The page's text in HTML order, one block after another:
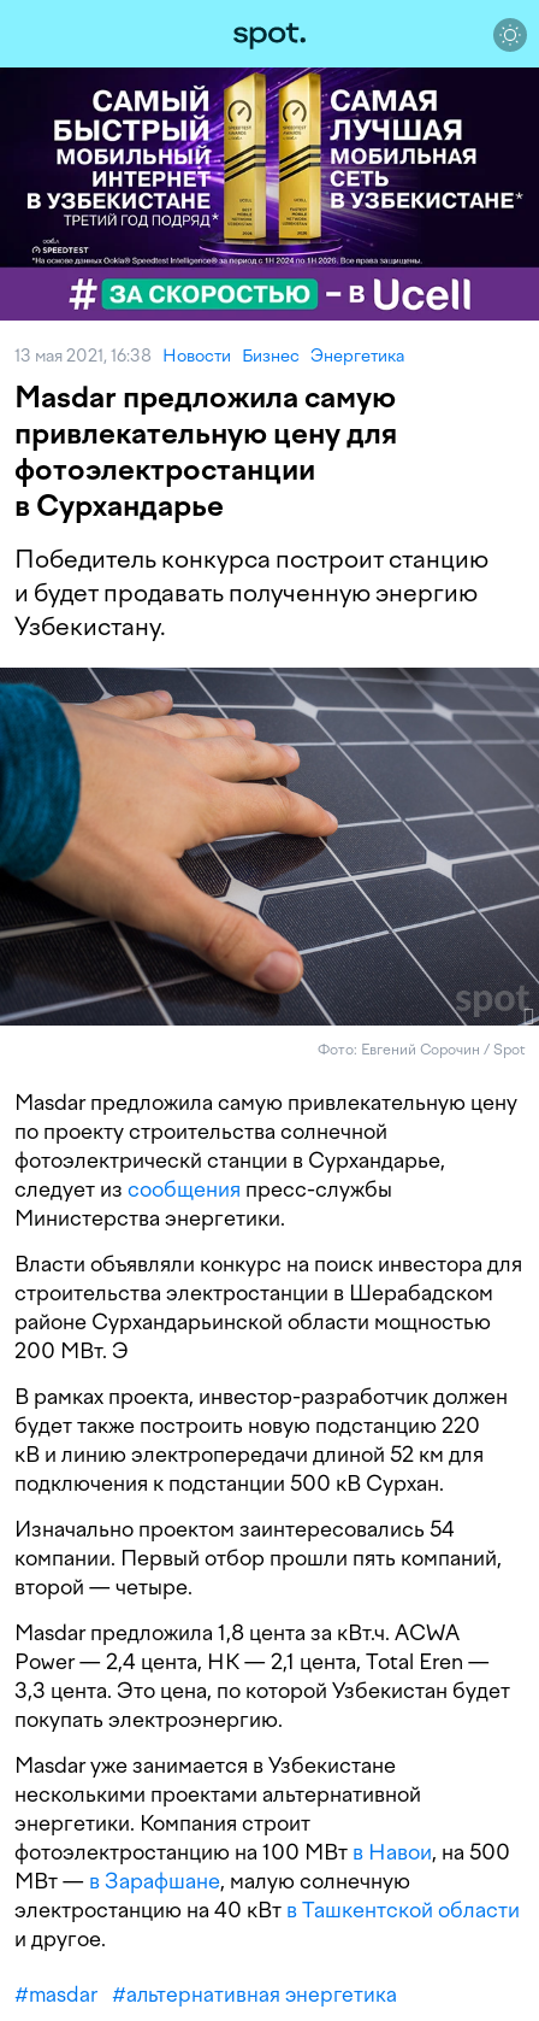
13 мая 2021, 16:38 Новости Бизнес Энергетика
Masdar предложила самую
привлекательную цену для
фотоэлектростанции
в Сурхандарье
Победитель конкурса построит станцию
и будет продавать полученную энергию
Узбекистану.
Фото: Евгений Сорочин / Spot
Masdar предложила самую привлекательную цену
по проекту строительства солнечной
фотоэлектрическй станции в Сурхандарье,
следует из сообщения пресс-службы
Министерства энергетики.
Власти объявляли конкурс на поиск инвестора для
строительства электростанции в Шерабадском
районе Сурхандарьинской области мощностью
200 МВт. Э
В рамках проекта, инвестор-разработчик должен
будет также построить новую подстанцию 220
кВ и линию электропередачи длиной 52 км для
подключения к подстанции 500 кВ Сурхан.
Изначально проектом заинтересовались 54
компании. Первый отбор прошли пять компаний,
второй — четыре.
Masdar предложила 1,8 цента за кВт.ч. ACWA
Power — 2,4 цента, HK — 2,1 цента, Total Eren —
3,3 цента. Это цена, по которой Узбекистан будет
покупать электроэнергию.
Masdar уже занимается в Узбекистане
несколькими проектами альтернативной
энергетики. Компания строит
фотоэлектростанцию на 100 МВт в Навои, на 500
МВт — в Зарафшане, малую солнечную
электростанцию на 40 кВт в Ташкентской области
и другое.
#masdar #альтернативная энергетика